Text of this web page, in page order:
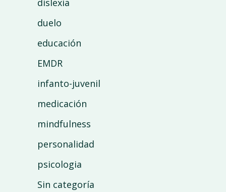
dislexia
duelo
educación
EMDR
infanto-juvenil
medicación
mindfulness
personalidad
psicologia
Sin categoría